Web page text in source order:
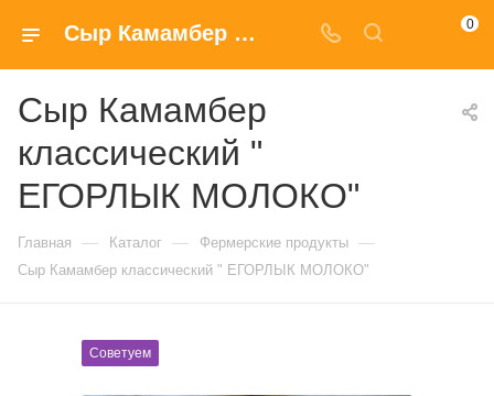
Сыр Камамбер классический " ЕГОРЛЫК МОЛОКО" с доставкой купить в Москве 0
Сыр Камамбер
классический "
ЕГОРЛЫК МОЛОКО"
Главная — Каталог — Фермерские продукты —
Сыр Камамбер классический " ЕГОРЛЫК МОЛОКО"
Советуем